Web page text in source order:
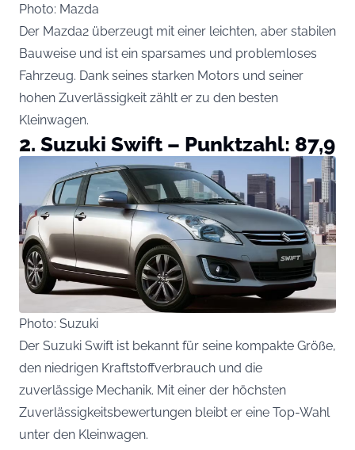
Photo: Mazda
Der Mazda2 überzeugt mit einer leichten, aber stabilen
Bauweise und ist ein sparsames und problemloses
Fahrzeug. Dank seines starken Motors und seiner
hohen Zuverlässigkeit zählt er zu den besten
Kleinwagen.
2. Suzuki Swift – Punktzahl: 87,9
Photo: Suzuki
Der Suzuki Swift ist bekannt für seine kompakte Größe,
den niedrigen Kraftstoffverbrauch und die
zuverlässige Mechanik. Mit einer der höchsten
Zuverlässigkeitsbewertungen bleibt er eine Top-Wahl
unter den Kleinwagen.